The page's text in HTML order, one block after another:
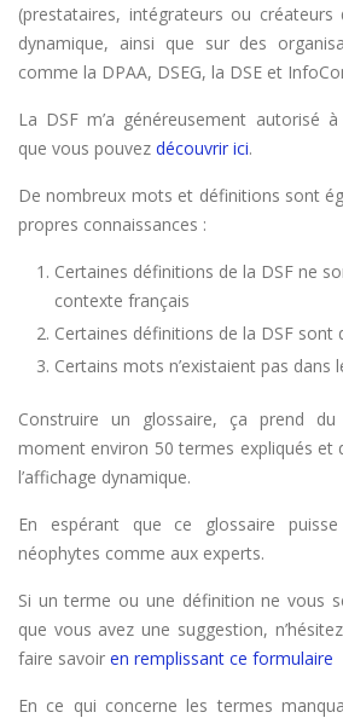
(prestataires, intégrateurs ou créateurs
dynamique, ainsi que sur des
comme la DPAA, DSEG, la DSE et
La DSF m’a généreusement autorisé
que vous pouvez découvrir ici.
De nombreux mots et définitions sont
propres connaissances :
Certaines définitions de la DSF ne
contexte français
Certaines définitions de la DSF sont
Certains mots n’existaient pas dans
Construire un glossaire, ça prend
moment environ 50 termes expliqués et
l’affichage dynamique.
En espérant que ce glossaire
néophytes comme aux experts.
Si un terme ou une définition ne vous
que vous avez une suggestion,
faire savoir en remplissant ce formulaire
En ce qui concerne les termes